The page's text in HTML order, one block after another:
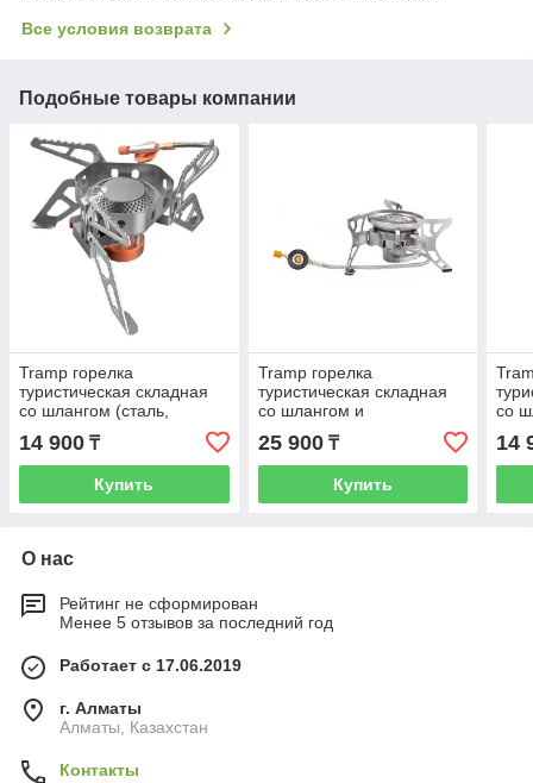
Все условия возврата
Подобные товары компании
Tramp горелка
туристическая складная
со шлангом (сталь,
латунь, алюминий)
14 900 ₸
Купить
Tramp горелка
туристическая складная
со шлангом и
пьезоподжигом
25 900₸
Купить
со
14
О нас
Рейтинг не сформирован
Менее 5 отзывов за последний год
Работает с 17.06.2019
г. Алматы
Алматы, Казахстан
Контакты